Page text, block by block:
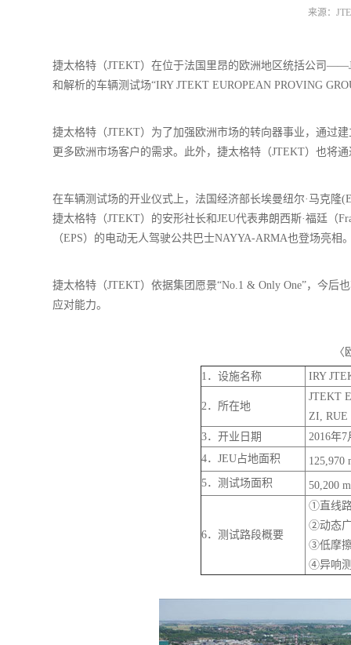
来源：
捷太格特（JTEKT）在位于法国里昂的欧洲地区统括公司
和解析的车辆测试场“IRY JTEKT EUROPEAN PROVING
捷太格特（JTEKT）为了加强欧洲市场的转向器事业，通过
更多欧洲市场客户的需求。此外，捷太格特（JTEKT）也将
在车辆测试场的开业仪式上，法国经济部长埃曼纽尔·马克隆
捷太格特（JTEKT）的安形社长和JEU代表弗朗西斯·福廷（
（EPS）的电动无人驾驶公共巴士NAYYA-ARMA也登场亮相
捷太格特（JTEKT）依据集团愿景“No.1 & Only One”，今
应对能力。
1．设施名称 IRY
2．所在地
JTEKT
ZI, RUE
3．开业日期
2016年7
4．JEU占地面积
125,970
5．测试场面积
50,200 m
6．测试路段概要
①直线
②动态广
③低摩
④异响